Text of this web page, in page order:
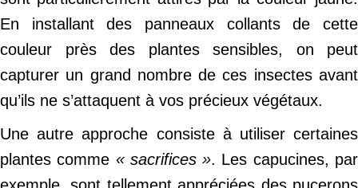
En installant des panneaux collants de cette
couleur près des plantes sensibles, on peut
capturer un grand nombre de ces insectes avant
qu’ils ne s’attaquent à vos précieux végétaux.
Une autre approche consiste à utiliser certaines
plantes comme « sacrifices ». Les capucines, par